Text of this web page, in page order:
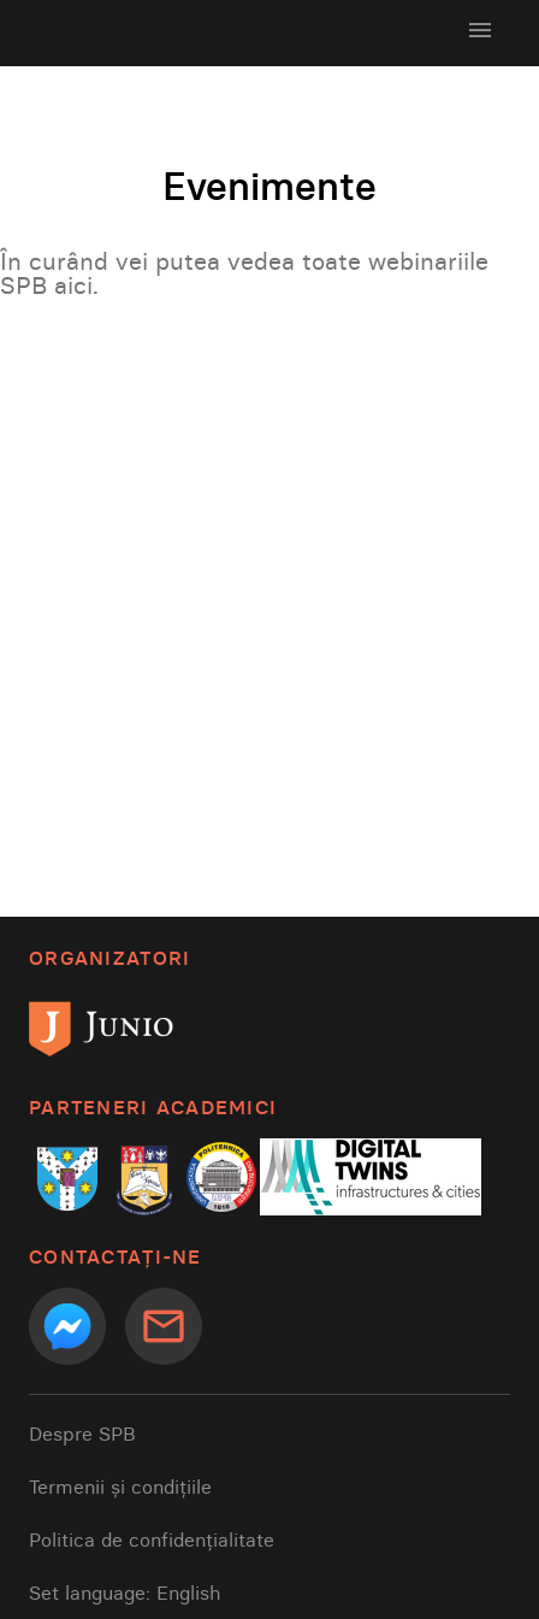
menu
Evenimente
În curând vei putea vedea toate webinariile
SPB aici.
ORGANIZATORI
PARTENERI ACADEMICI
CONTACTAȚI-NE
mail_outline
Despre SPB
Termenii și condițiile
Politica de confidențialitate
Set language: English